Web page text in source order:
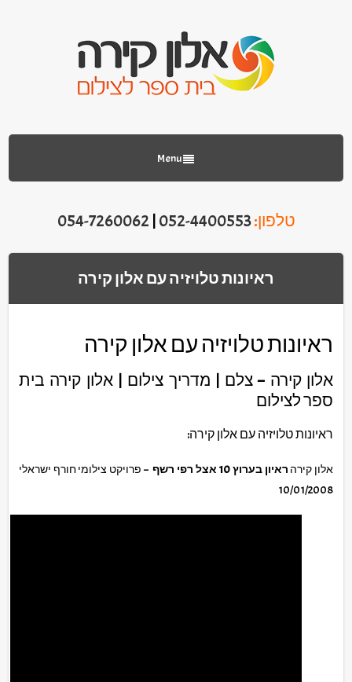
Menu
טלפון:052-4400553
054-7260062
ראיונות טלויזיה עם אלון קירה
ראיונות טלויזיה עם אלון קירה
אלון קירה – צלם | מדריך צילום | אלון קירה בית
ספר לצילום
ראיונות טלויזיה עם אלון קירה:
אלון קירה ראיון בערוץ 10 אצל רפי רשף
– פרויקט צילומי חורף ישראלי
10/01/2008